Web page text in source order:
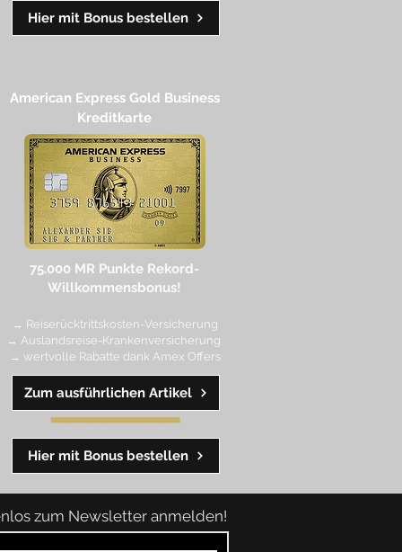
Hier mit Bonus bestellen
Hier mit Bonus bestellen
Zum ausführlichen Artikel
American Express Gold Business
Kreditkarte​
75.000 MR Punkte Rekord-
Willkommensbonus!
→ Reiserücktrittskosten-Versicherung
→ Auslandsreise-Krankenversicherung
→ wertvolle Rabatte dank Amex Offers
━━━━━━━
zum Newsletter anmelden!